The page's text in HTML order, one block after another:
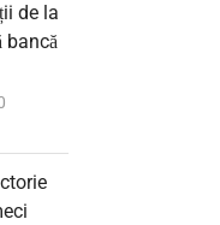
de la
bancă